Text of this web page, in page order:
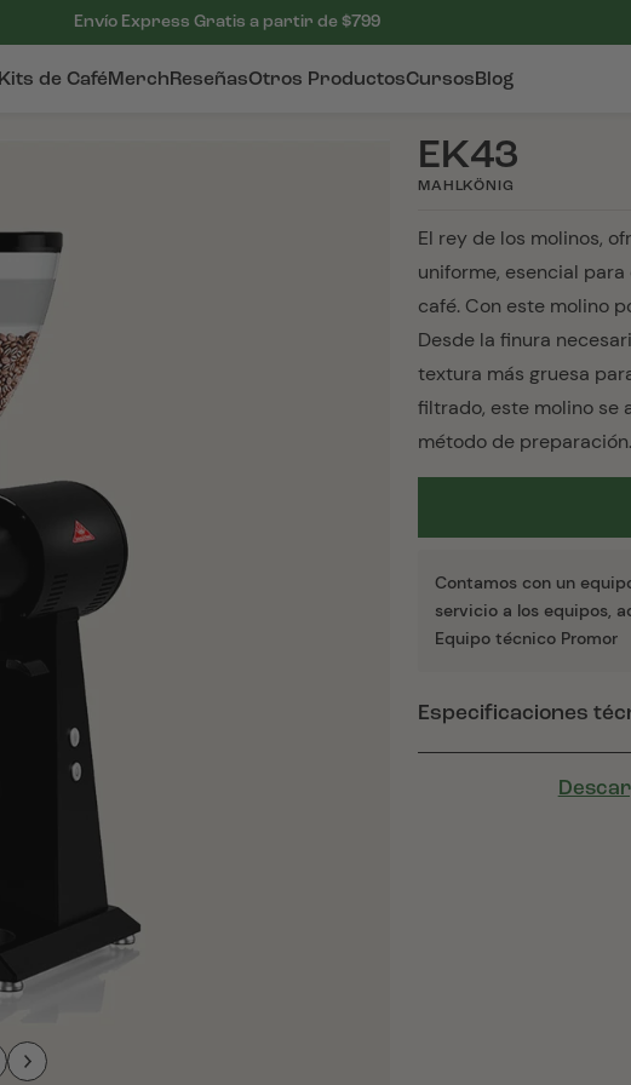
Envío Express Gratis a partir de $799
Kits de Café Merch ReseñasOtros ProductosCursos Blog
EK43
MAHLKÖNIG
El rey de los molinos,
uniforme, esencial
café. Con este molino
Desde la finura
textura más gruesa
filtrado, este molino se
método de preparación.
Contamos con un
servicio a los equipos,
Equipo técnico Promor
Especificaciones